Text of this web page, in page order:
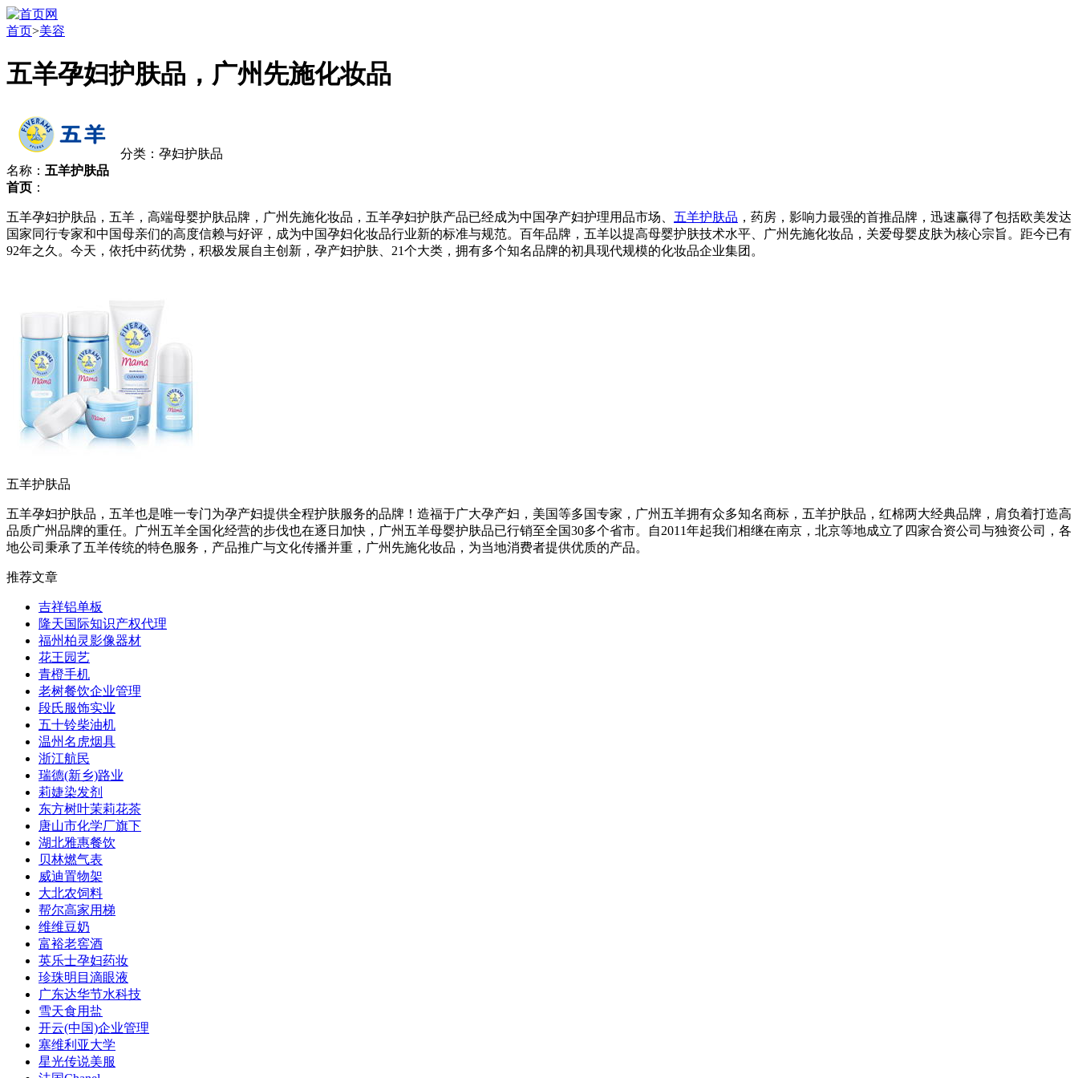
首页>美容
五羊孕妇护肤品，广州先施化妆品
分类：孕妇护肤品
名称： 五羊护肤品
首页 ：
五羊孕妇护肤品，五羊，高端母婴护肤品牌，广州先施化妆品，五羊孕妇护肤产品已经成为中国孕产妇护理用品市场、 五羊护肤品 ，药房，影响力最强的首推品牌，迅速赢得了包括欧美发达
国家同行专家和中国母亲们的高度信赖与好评，成为中国孕妇化妆品行业新的标准与规范。百年品牌，五羊以提高母婴护肤技术水平、广州先施化妆品，关爱母婴皮肤为核心宗旨。距今已有
92年之久。今天，依托中药优势，积极发展自主创新，孕产妇护肤、21个大类，拥有多个知名品牌的初具现代规模的化妆品企业集团。
五羊护肤品
五羊孕妇护肤品，五羊也是唯一专门为孕产妇提供全程护肤服务的品牌！造福于广大孕产妇，美国等多国专家，广州五羊拥有众多知名商标，五羊护肤品，红棉两大经典品牌，肩负着打造高
品质广州品牌的重任。广州五羊全国化经营的步伐也在逐日加快，广州五羊母婴护肤品已行销至全国30多个省市。自2011年起我们相继在南京，北京等地成立了四家合资公司与独资公司，各
地公司秉承了五羊传统的特色服务，产品推广与文化传播并重，广州先施化妆品，为当地消费者提供优质的产品。
推荐文章
吉祥铝单板
隆天国际知识产权代理
福州柏灵影像器材
花王园艺
青橙手机
老树餐饮企业管理
段氏服饰实业
五十铃柴油机
温州名虎烟具
浙江航民
瑞德(新乡)路业
莉婕染发剂
东方树叶茉莉花茶
唐山市化学厂旗下
湖北雅惠餐饮
贝林燃气表
威迪置物架
大北农饲料
帮尔高家用梯
维维豆奶
富裕老窖酒
英乐士孕妇药妆
珍珠明目滴眼液
广东达华节水科技
雪天食用盐
开云(中国)企业管理
塞维利亚大学
星光传说美服